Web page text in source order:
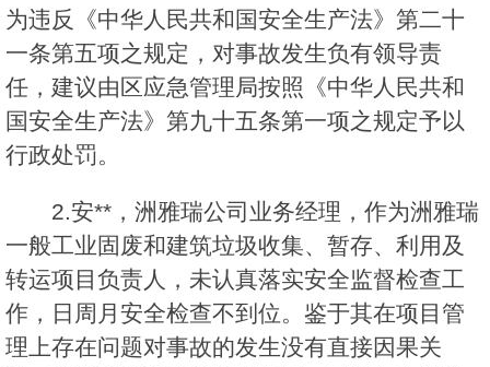
为违反《中华人民共和国安全生产法》第二十
一条第五项之规定，对事故发生负有领导责
任，建议由区应急管理局按照《中华人民共和
国安全生产法》第九十五条第一项之规定予以
行政处罚。
2.安**，洲雅瑞公司业务经理，作为洲雅瑞
一般工业固废和建筑垃圾收集、暂存、利用及
转运项目负责人，未认真落实安全监督检查工
作，日周月安全检查不到位。鉴于其在项目管
理上存在问题对事故的发生没有直接因果关